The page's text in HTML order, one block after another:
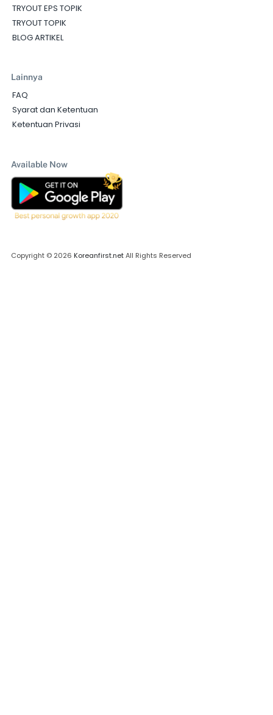
TRYOUT EPS TOPIK
TRYOUT TOPIK
BLOG ARTIKEL
Lainnya
FAQ
Syarat dan Ketentuan
Ketentuan Privasi
Available Now
Copyright © 2026 Koreanfirst.netAll Rights Reserved